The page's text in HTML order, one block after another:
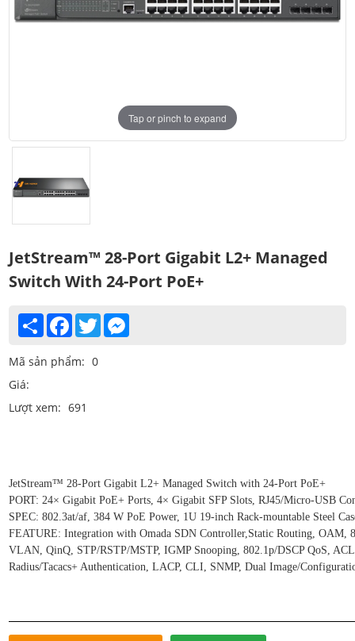
Tap or pinch to expand
JetStream™ 28-Port Gigabit L2+ Managed
Switch With 24-Port PoE+
Share Facebook
Twitter
Mã sản phẩm: 0
Giá:
Lượt xem: 691
JetStream™ 28-Port Gigabit L2+ Managed Switch with 24-Port PoE+
PORT: 24× Gigabit PoE+ Ports, 4× Gigabit SFP Slots, RJ45/Micro-USB
SPEC: 802.3at/af, 384 W PoE Power, 1U 19-inch Rack-mountable Steel
FEATURE: Integration with Omada SDN Controller,Static Routing, OAM,
VLAN, QinQ, STP/RSTP/MSTP, IGMP Snooping, 802.1p/DSCP QoS,
Radius/Tacacs+ Authentication, LACP, CLI, SNMP, Dual Image/